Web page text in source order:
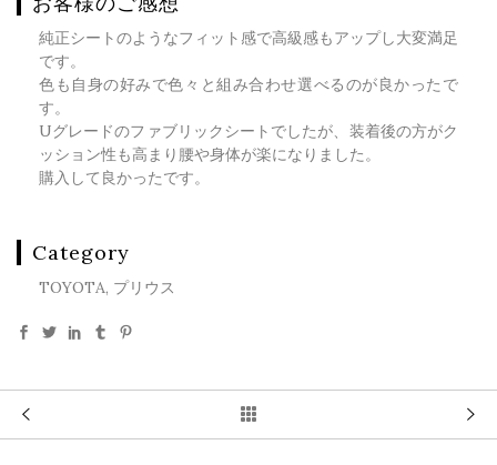
純正シートのようなフィット感で高級感もアップし大変満足
です。
色も自身の好みで色々と組み合わせ選べるのが良かったで
す。
Uグレードのファブリックシートでしたが、装着後の方がク
ッション性も高まり腰や身体が楽になりました。
購入して良かったです。
Category
TOYOTA, プリウス